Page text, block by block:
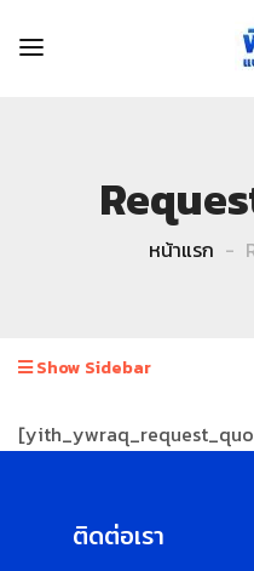
หน้าแรก
Show Sidebar
ติดต่อเรา